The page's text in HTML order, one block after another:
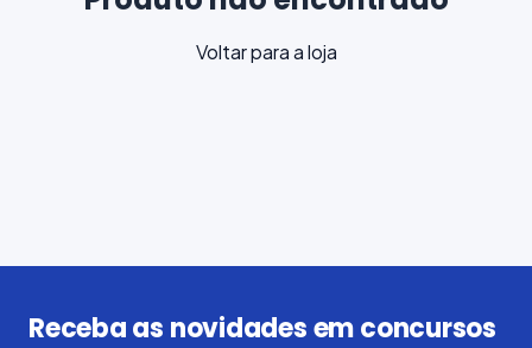
Voltar para a loja
Receba as novidades em concursos